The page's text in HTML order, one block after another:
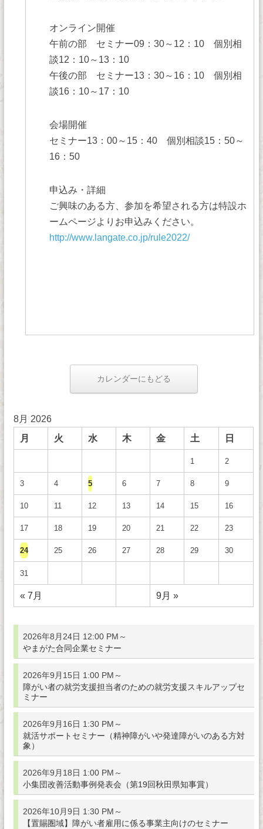
オンライン開催
午前の部 セミナー09：30～12：10 個別相
談12：10～13：10
午後の部 セミナー13：30～16：10 個別相
談16：10～17：10
会場開催
セミナー13：00～15：40 個別相談15：50～
16：50
申込み・詳細
ご興味のある方、参加を希望される方は特設ホ
ームページよりお申込みください。
http://www.langate.co.jp/rule2022/
カレンダーにもどる
8月 2026
月
火 水 木 金 土 日
1 2
3 4 5 6 7 8 9
10 11 12 13 14 15 16
17 18 19 20 21 22 23
24 25 26 27 28 29 30
31
« 7月 9月 »
2026年8月24日 12:00 PM～
やまがた合同企業セミナー
2026年9月15日 1:00 PM～
障がい者の就労支援担当者のための就労支援スキルアップセ
ミナー
2026年9月16日 1:30 PM～
就活サポートセミナー（精神障がいや発達障がいのある方対
象）
2026年9月18日 1:00 PM～
小集団改善活動事例発表会（第19回秋田県知事賞）
2026年10月9日 1:30 PM～
【置賜圏域】障がい者雇用に係る事業主向けのセミナー